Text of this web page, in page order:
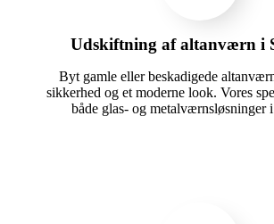
Udskiftning af altanværn i
Byt gamle eller beskadigede
sikkerhed og et moderne look. Vores
både glas- og metalværnsløsninger